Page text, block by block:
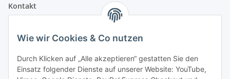
Kontakt
Im Weiherfeld 10
Montag bis Freitag
Wie wir Cookies & Co nutzen
Durch Klicken auf „Alle akzeptieren“ gestatten Sie den
Einsatz folgender Dienste auf unserer Website: YouTube,